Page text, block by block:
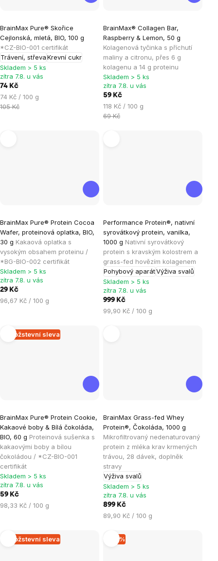
BrainMax Pure® Skořice
Cejlonská, mletá, BIO, 100 g
*CZ-BIO-001 certifikát
Trávení, střevaKrevní cukr
hodnocení
produktu
je
5,0
z
hvězdiček.
Skladem > 5 ks
zítra 7.8. u vás
74 Kč
Měrná
cena:
74 Kč / 100 g
105 Kč
BrainMax® Collagen Bar,
Raspberry & Lemon, 50 g
Kolagenová tyčinka s příchutí
maliny a citronu, přes 6 g
kolagenu a 14 g proteinu
hodnocení
produktu
je
5,0
z
5
hvězdiček.
Skladem > 5 ks
zítra 7.8. u vás
59 Kč
Měrná
cena:
118 Kč / 100 g
69 Kč
BrainMax Pure® Protein Cocoa
Wafer, proteinová oplatka, BIO,
30 g Kakaová oplatka s
vysokým obsahem proteinu /
*BG-BIO-002 certifikát
hodnocení
produktu
je
4,0
z
5
hvězdiček.
Skladem > 5 ks
zítra 7.8. u vás
29 Kč
Měrná
96,67 Kč / 100 g
Performance Protein®, nativní
syrovátkový protein, vanilka,
1000 g Nativní syrovátkový
protein s kravským kolostrem a
grass-fed hovězím kolagenem
Pohybový aparátVýživa svalů
hodnocení
produktu
je
4,6
z
5
hvězdiček.
Skladem > 5 ks
zítra 7.8. u vás
999 Kč
Měrná
99,90 Kč / 100 g
Množstevní sleva
BrainMax Pure® Protein Cookie,
Kakaové boby & Bílá čokoláda,
BIO, 60 g Proteinová sušenka s
kakaovými boby a bílou
čokoládou / *CZ-BIO-001
certifikát
hodnocení
produktu
je
5,0
z
5
hvězdiček.
Skladem > 5 ks
zítra 7.8. u vás
59 Kč
Měrná
98,33 Kč / 100 g
BrainMax Grass-fed Whey
Protein®, Čokoláda, 1000 g
Mikrofiltrovaný nedenaturovaný
protein z mléka krav krmených
trávou, 28 dávek, doplněk
stravy
Výživa svalů
hodnocení
produktu
je
4,9
z
5
hvězdiček.
Skladem > 5 ks
zítra 7.8. u vás
899 Kč
Měrná
89,90 Kč / 100 g
Množstevní sleva –15 %